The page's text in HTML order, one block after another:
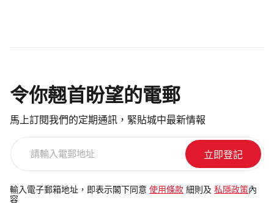
令你翹首盼望的電郵
馬上訂閱我們的定期通訊，緊貼城中最新情報
電
輸入電子郵箱地址，即表示閣下同意 使用條款 細則及 私隱政策內
容